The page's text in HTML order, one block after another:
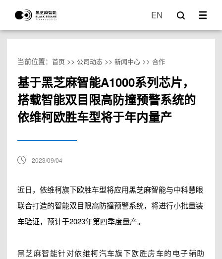
EN
当前位置： 首页 >> 公司动态>> 新闻中心>> 合作
基于黑芝麻智能A1000系列芯片，
搭载智能双目限高防撞预警系统的
依维柯欧胜车型将于年内量产
2023/09/04
近日，依维柯旗下欧胜车型将应用黑芝麻智能与中科慧眼
联合打造的智能双目限高防撞预警系统，将进行小批量装
车验证，预计于2023年第四季度量产。
黑芝麻智能针对依维柯汽车旗下欧胜房车的电子辅助